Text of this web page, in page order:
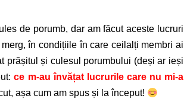
de porumb, dar am făcut aceste lucruri
în condițiile în care ceilalți membri ai
prășitul și culesul porumbului (deși ar ieși
ce m-au învățat lucrurile care nu mi-a
așa cum am spus și la început!